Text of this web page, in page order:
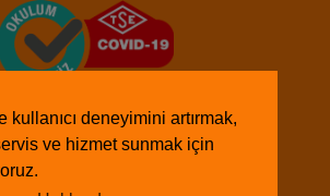
kullanıcı deneyimini artırmak,
ve hizmet sunmak için